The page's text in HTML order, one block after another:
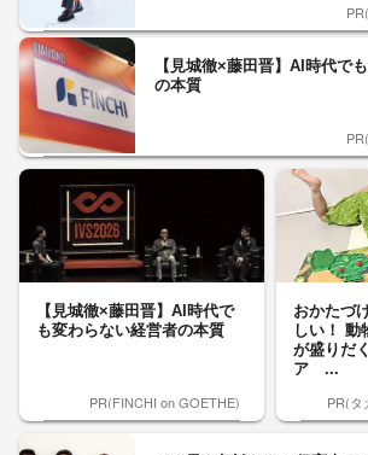
【見城徹×藤田晋】AI時代で
の本質
【見城徹×藤田晋】AI時代で
も変わらない経営者の本質
PR(FINCHI on GOETHE)
おかたづ
しい！ 動
が盛りだ
ア ...
PR(タ